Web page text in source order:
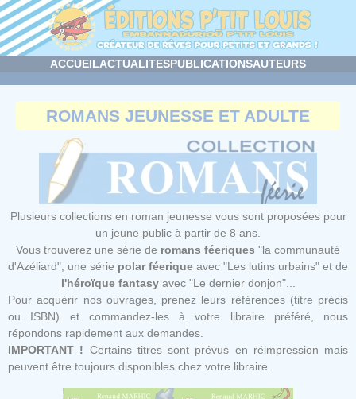
ACCUEILACTUALITESPUBLICATIONSAUTEURS
ROMANS JEUNESSE ET ADULTE
Plusieurs collections en roman jeunesse vous sont proposées pour
un jeune public à partir de 8 ans.
Vous trouverez une série de romans féeriques "la communauté
d'Azéliard", une série polar féerique avec "Les lutins urbains" et de
l'héroïque fantasyavec "Le dernier donjon"...
Pour acquérir nos ouvrages, prenez leurs références (titre précis
ou ISBN) et commandez-les à votre libraire préféré, nous
répondons rapidement aux demandes.
IMPORTANT ! Certains titres sont prévus en réimpression mais
peuvent être toujours disponibles chez votre libraire.
Panneau de gestion des cookies